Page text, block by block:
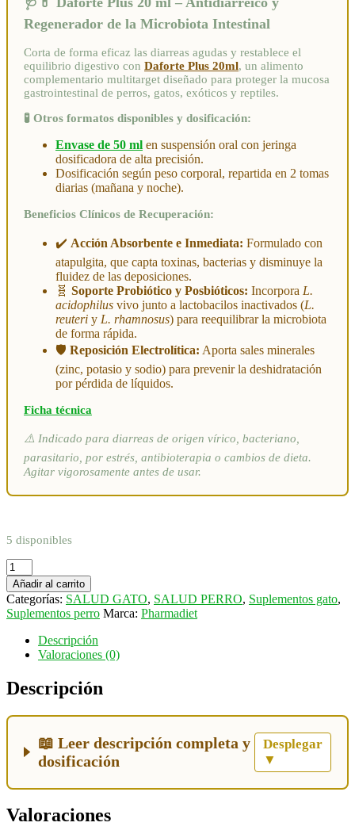
16,25 €.14,05 €.
Regenerador de la Microbiota Intestinal
Corta de forma eficaz las diarreas agudas y restablece el
equilibrio digestivo con Daforte Plus 20ml, un alimento
complementario multitarget diseñado para proteger la mucosa
gastrointestinal de perros, gatos, exóticos y reptiles.
🧪 Otros formatos disponibles y dosificación:
Envase de 50 ml en suspensión oral con jeringa
dosificadora de alta precisión.
Dosificación según peso corporal, repartida en 2 tomas
diarias (mañana y noche).
Beneficios Clínicos de Recuperación:
✔️ Acción Absorbente e Inmediata: Formulado con
atapulgita, que capta toxinas, bacterias y disminuye la
fluidez de las deposiciones.
🧬 Soporte Probiótico y Posbióticos: Incorpora L.
acidophilus vivo junto a lactobacilos inactivados (L.
reuteri y L. rhamnosus) para reequilibrar la microbiota
de forma rápida.
🛡️ Reposición Electrolítica: Aporta sales minerales
(zinc, potasio y sodio) para prevenir la deshidratación
por pérdida de líquidos.
Ficha técnica
⚠️ Indicado para diarreas de origen vírico, bacteriano,
parasitario, por estrés, antibioterapia o cambios de dieta.
Agitar vigorosamente antes de usar.
5 disponibles
Daforte
Plus
20ml
cantidad
Añadir al carrito
Categorías: SALUD GATO, SALUD PERRO, Suplementos gato,
Suplementos perro Marca: Pharmadiet
Descripción
Valoraciones (0)
Descripción
📖 Leer descripción completa y
dosificación
Desplegar
▼
Valoraciones